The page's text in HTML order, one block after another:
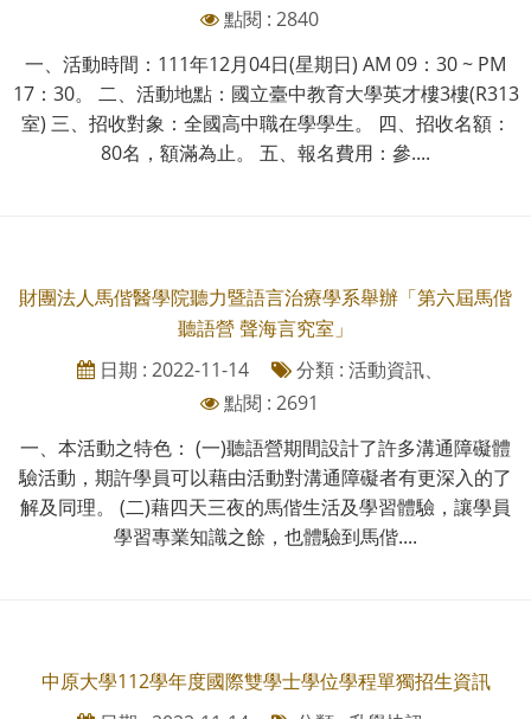
點閱 : 2840
一、活動時間：111年12月04日(星期日) AM 09：30 ~ PM
17：30。 二、活動地點：國立臺中教育大學英才樓3樓(R313
室) 三、招收對象：全國高中職在學學生。 四、招收名額：
80名，額滿為止。 五、報名費用：參....
財團法人馬偕醫學院聽力暨語言治療學系舉辦「第六屆馬偕
聽語營 聲海言究室」
日期 : 2022-11-14
分類 : 活動資訊、
點閱 : 2691
一、本活動之特色： (一)聽語營期間設計了許多溝通障礙體
驗活動，期許學員可以藉由活動對溝通障礙者有更深入的了
解及同理。 (二)藉四天三夜的馬偕生活及學習體驗，讓學員
學習專業知識之餘，也體驗到馬偕....
中原大學112學年度國際雙學士學位學程單獨招生資訊